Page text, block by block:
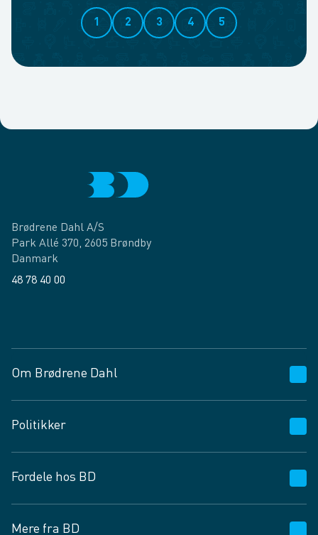
1 2 3 4 5
Brødrene Dahl A/S
Park Allé 370, 2605 Brøndby
Danmark
48 78 40 00
Om Brødrene Dahl
Vagttelefon 30 10 89 89
Spørgsmål og svar
Job og karriere
Fødevarekontrolrapport
Politikker
Privatlivspolitik
Cookies
Vilkår og betingelser
Fordele hos BD
Mere fra BD